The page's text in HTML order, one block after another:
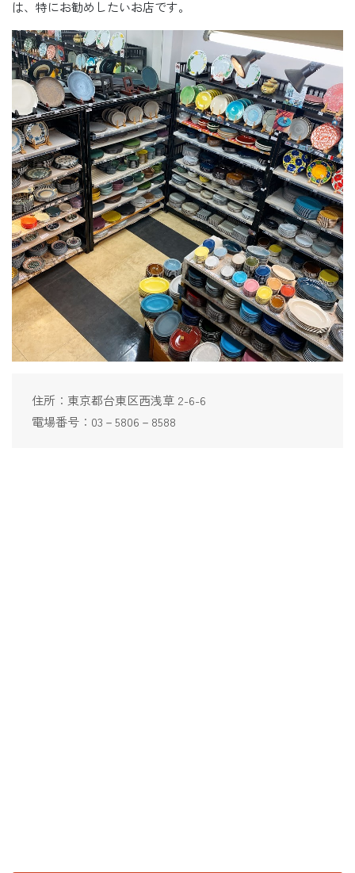
は、特にお勧めしたいお店です。
住所：東京都台東区西浅草 2-6-6
電場番号：03－5806－8588